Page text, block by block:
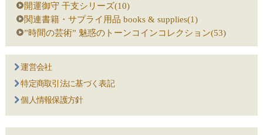
開運御守 干支シリーズ(10)
関連書籍・サプライ用品 books & supplies(1)
”時間の芸術” 魅惑のトーンコインコレクション(53)
運営会社
特定商取引法に基づく表記
個人情報保護方針